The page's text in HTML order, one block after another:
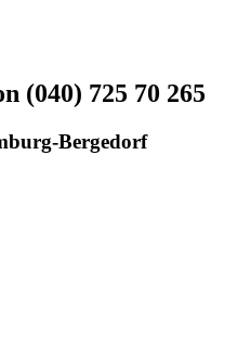
(040) 725 70 265
Bergedorf